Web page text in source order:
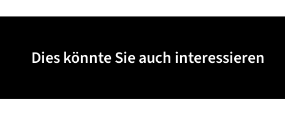
Dies könnte Sie auch interessieren